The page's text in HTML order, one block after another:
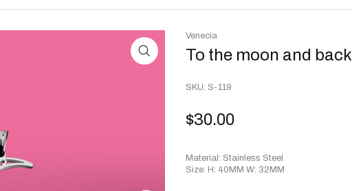
To the moon and back
$30.00
SKU: S-119
Material: Stainless Steel
Size: H: 40MM W: 32MM
Venecia